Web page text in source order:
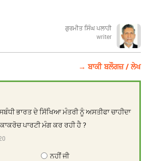
ਗੁਰਮੀਤ ਸਿੰਘ ਪਲਾਹੀ
writer
→ ਬਾਕੀ ਬਲੌਗਜ਼ / ਲੇਖ
ਭਾਰਤ ਦੇ ਸਿੱਖਿਆ ਮੰਤਰੀ ਨੂੰ ਅਸਤੀਫਾ ਚਾਹੀਦਾ
ਪਾਰਟੀ ਮੰਗ ਕਰ ਰਹੀ ਹੈ ?
ਨਹੀਂ ਜੀ